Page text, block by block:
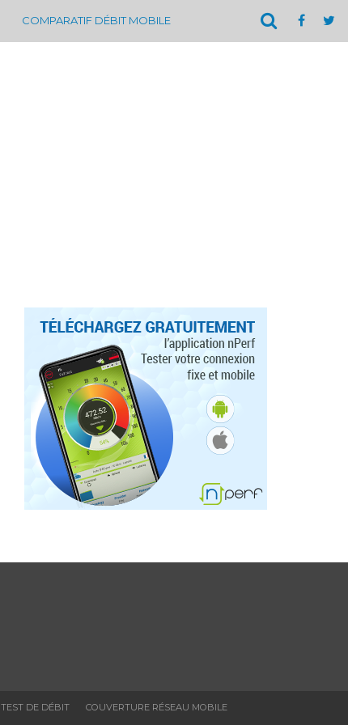
COMPARATIF DÉBIT MOBILE
TEST DE DÉBIT
COUVERTURE RÉSEAU MOBILE